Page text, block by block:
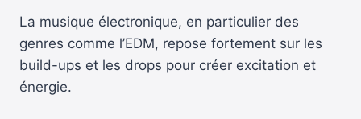
La musique électronique, en particulier des
genres comme l’EDM, repose fortement sur les
build-ups et les drops pour créer excitation et
énergie.